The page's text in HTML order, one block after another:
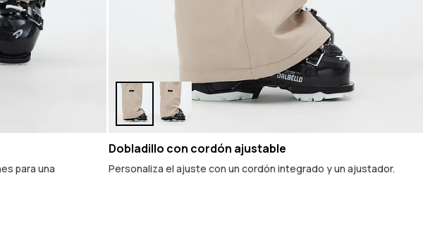
para una
Dobladillo con cordón ajustable
Personaliza el ajuste con un cordón integrado y un ajustador.